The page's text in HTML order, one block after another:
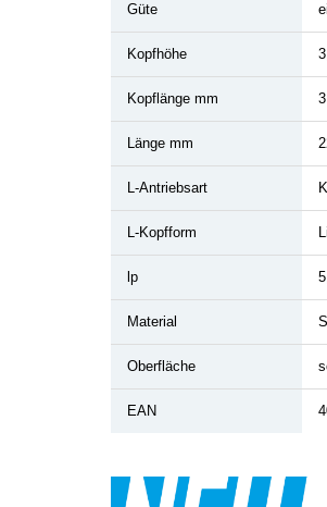
Güte
Kopfhöhe
Kopflänge mm 3
Länge mm
L-Antriebsart
L-Kopfform
lp
Material
Oberfläche
EAN